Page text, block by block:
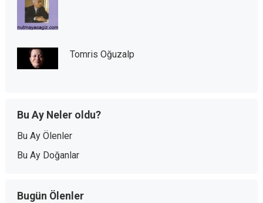
Tomris Oğuzalp
Bu Ay Neler oldu?
Bu Ay Ölenler
Bu Ay Doğanlar
Bugün Ölenler